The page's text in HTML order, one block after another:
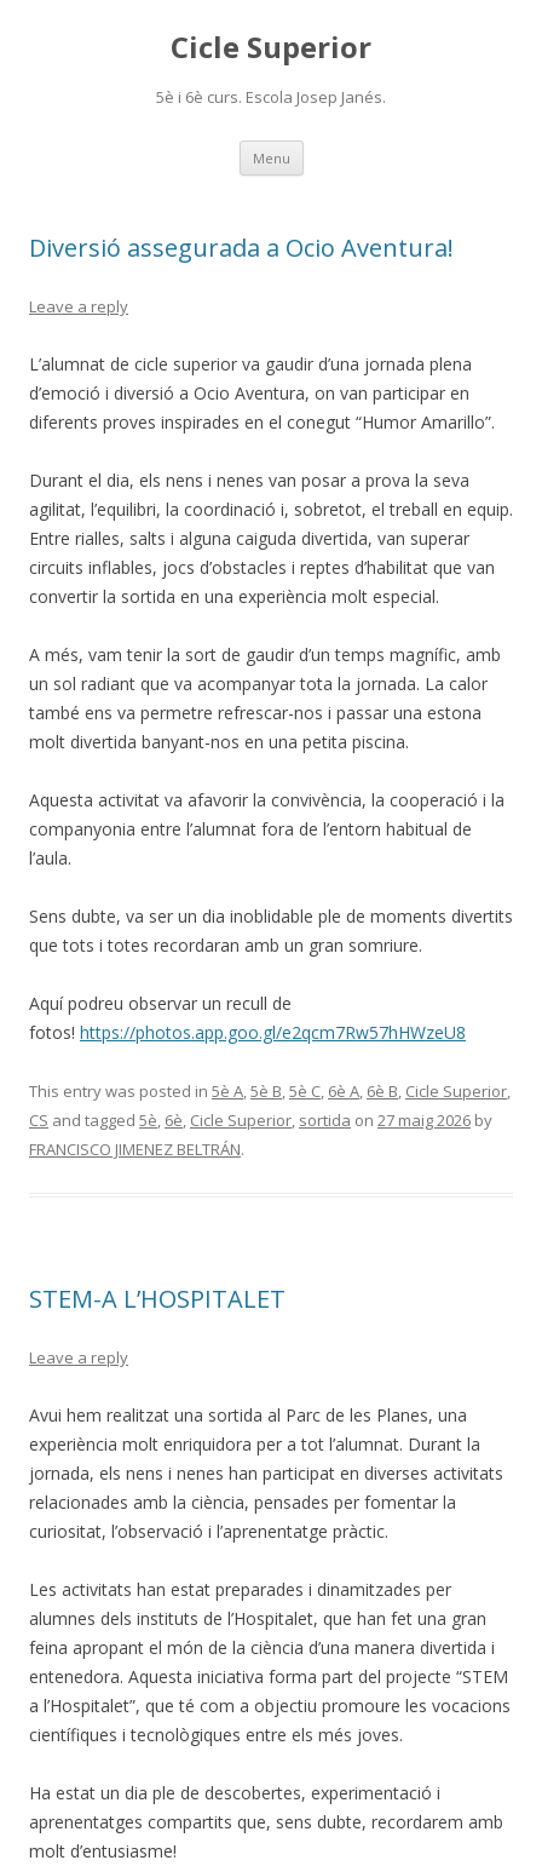
Cicle Superior
5è i 6è curs. Escola Josep Janés.
Menu Skip
content
Diversió assegurada a Ocio Aventura!
Leave a reply
L’alumnat de cicle superior va gaudir d’una jornada plena
d’emoció i diversió a Ocio Aventura, on van participar en
diferents proves inspirades en el conegut “Humor Amarillo”.
Durant el dia, els nens i nenes van posar a prova la seva
agilitat, l’equilibri, la coordinació i, sobretot, el treball en equip.
Entre rialles, salts i alguna caiguda divertida, van superar
circuits inflables, jocs d’obstacles i reptes d’habilitat que van
convertir la sortida en una experiència molt especial.
A més, vam tenir la sort de gaudir d’un temps magnífic, amb
un sol radiant que va acompanyar tota la jornada. La calor
també ens va permetre refrescar-nos i passar una estona
molt divertida banyant-nos en una petita piscina.
Aquesta activitat va afavorir la convivència, la cooperació i la
companyonia entre l’alumnat fora de l’entorn habitual de
l’aula.
Sens dubte, va ser un dia inoblidable ple de moments divertits
que tots i totes recordaran amb un gran somriure.
Aquí podreu observar un recull de
fotos! https://photos.app.goo.gl/e2qcm7Rw57hHWzeU8
This entry was posted in 5è A,5è B,5è C, 6è A, 6è B, Cicle Superior,
CS and tagged 5è, 6è, Cicle Superior, sortida on 27 maig 2026 by
FRANCISCO JIMENEZ BELTRÁN.
STEM-A L’HOSPITALET
Leave a reply
Avui hem realitzat una sortida al Parc de les Planes, una
experiència molt enriquidora per a tot l’alumnat. Durant la
jornada, els nens i nenes han participat en diverses activitats
relacionades amb la ciència, pensades per fomentar la
curiositat, l’observació i l’aprenentatge pràctic.
Les activitats han estat preparades i dinamitzades per
alumnes dels instituts de l’Hospitalet, que han fet una gran
feina apropant el món de la ciència d’una manera divertida i
entenedora. Aquesta iniciativa forma part del projecte “STEM
a l’Hospitalet”, que té com a objectiu promoure les vocacions
científiques i tecnològiques entre els més joves.
Ha estat un dia ple de descobertes, experimentació i
aprenentatges compartits que, sens dubte, recordarem amb
molt d’entusiasme!